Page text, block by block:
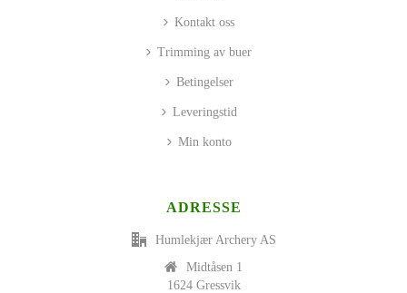
Kontakt oss
Trimming av buer
Betingelser
Leveringstid
Min konto
ADRESSE
Humlekjær Archery AS
Midtåsen 1
1624 Gressvik